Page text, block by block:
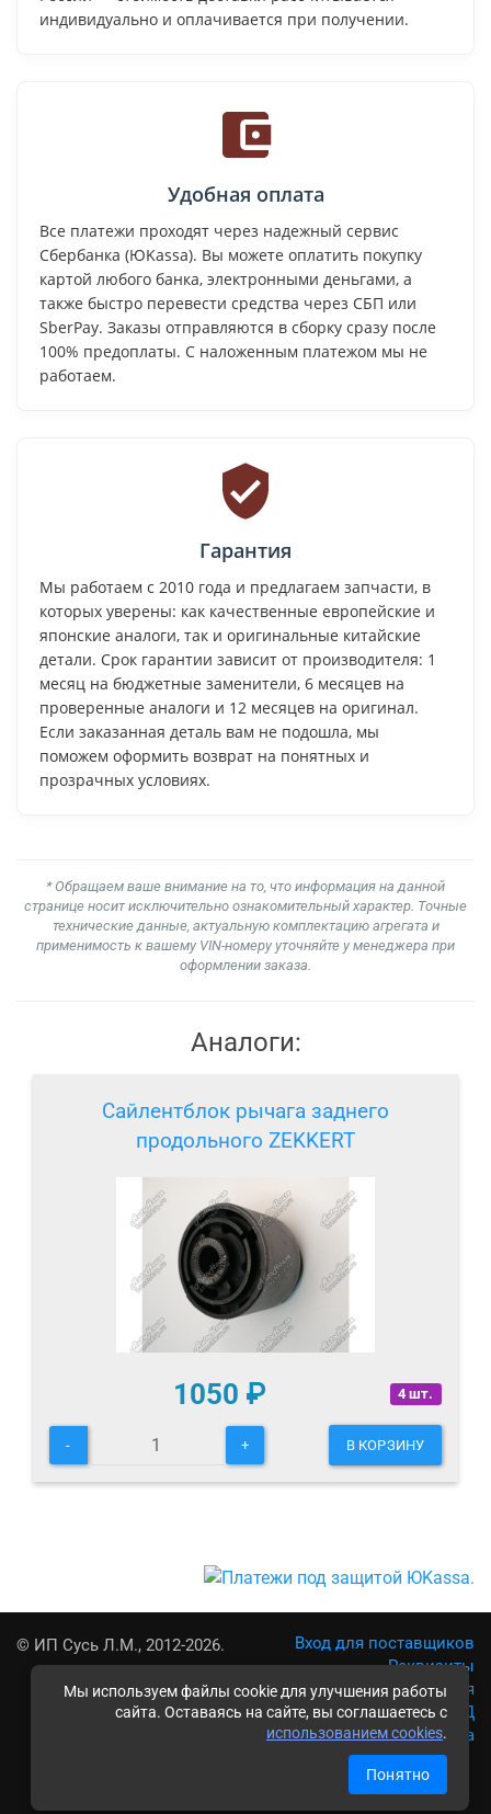
Мы используем файлы cookie для улучшения работы
сайта. Оставаясь на сайте, вы соглашаетесь с
использованием cookies.
Понятно
индивидуально и оплачивается при получении.
Удобная оплата
Все платежи проходят через надежный сервис
Сбербанка (ЮKassa). Вы можете оплатить покупку
картой любого банка, электронными деньгами, а
также быстро перевести средства через СБП или
SberPay. Заказы отправляются в сборку сразу после
100% предоплаты. С наложенным платежом мы не
работаем.
Гарантия
Мы работаем с 2010 года и предлагаем запчасти, в
которых уверены: как качественные европейские и
японские аналоги, так и оригинальные китайские
детали. Срок гарантии зависит от производителя: 1
месяц на бюджетные заменители, 6 месяцев на
проверенные аналоги и 12 месяцев на оригинал.
Если заказанная деталь вам не подошла, мы
поможем оформить возврат на понятных и
прозрачных условиях.
* Обращаем ваше внимание на то, что информация на данной
странице носит исключительно ознакомительный характер. Точные
технические данные, актуальную комплектацию агрегата и
применимость к вашему VIN-номеру уточняйте у менеджера при
оформлении заказа.
Аналоги:
Сайлентблок рычага заднего
продольного ZEKKERT
4 шт.
1050 ₽
- + В КОРЗИНУ
© ИП Сусь Л.М., 2012-2026.
Вход для поставщиков
Реквизиты
Условия использования
Политика обработки ПД
Карта сайта